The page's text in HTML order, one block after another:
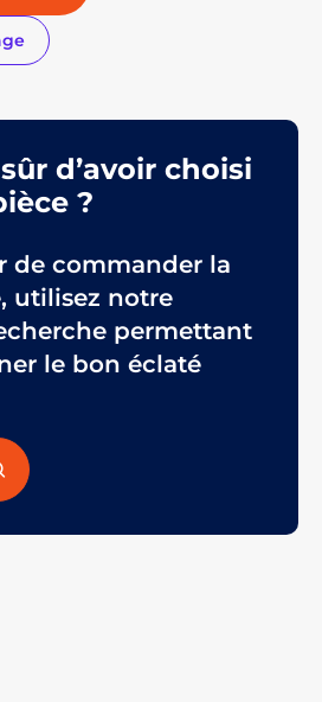
d’avoir choisi
?
de commander la
utilisez notre
permettant
le bon éclaté